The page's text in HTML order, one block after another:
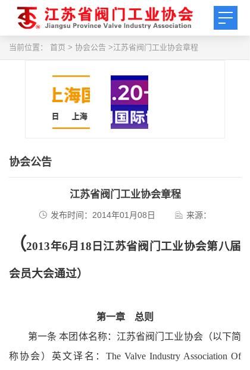
当前位置： 首页 > 协会公告 >江苏省阀门工业协会章程
协会公告
江苏省阀门工业协会章程
发布时间：2014年01月08日 来源：
（2013年6月 18 日江苏省阀门工业协会第八届
会员大会通过）
第一章
总则
第一条 本团体名称：江苏省阀门工业协会（以下简
称协会）英文译名： The Valve Industry Association Of